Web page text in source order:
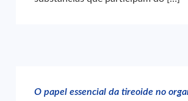
O papel essencial da tireoide no